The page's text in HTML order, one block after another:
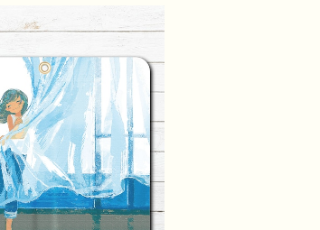
ズ メガネ 人気 イラ
イター 絵師 オリジナ
イトル：インテリジョ
（ナナイチ）